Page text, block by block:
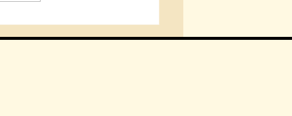
呼吸は酸素を取り込むだけじ